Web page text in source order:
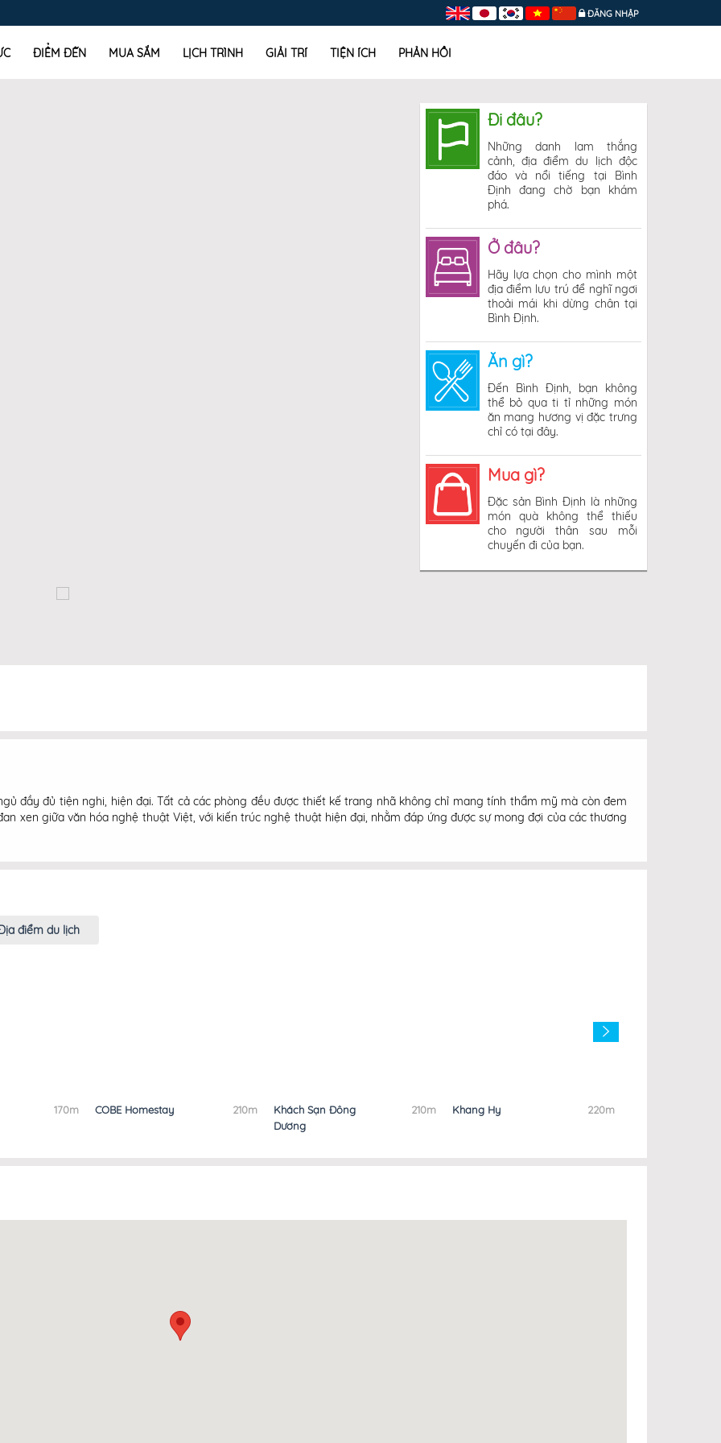
ĐĂNG NHẬP
ĐIỂM ĐẾN MUA SẮM LỊCH TRÌNH GIẢI TRÍ TIỆN ÍCH PHẢN HỒI
Đi đâu?
Những danh lam thắng
cảnh, địa điểm du lịch độc
đáo và nổi tiếng tại Bình
Định đang chờ bạn khám
phá.
Ở đâu?
Hãy lựa chọn cho mình một
địa điểm lưu trú để nghĩ ngơi
thoải mái khi dừng chân tại
Bình Định.
Ăn gì?
Đến Bình Định, bạn không
thể bỏ qua ti tỉ những món
ăn mang hương vị đặc trưng
chỉ có tại đây.
Mua gì?
Đặc sản Bình Định là những
món quà không thể thiếu
cho người thân sau mỗi
chuyến đi của bạn.
đầy đủ tiện nghi, hiện đại. Tất cả các phòng đều được thiết kế trang nhã không chỉ mang tính thẩm mỹ mà còn đem
xen giữa văn hóa nghệ thuật Việt, với kiến trúc nghệ thuật hiện đại, nhằm đáp ứng được sự mong đợi của các thương
điểm du lịch
170m COBE Homestay 210m
Khách Sạn Đông
Dương
210m Khang Hy 220m